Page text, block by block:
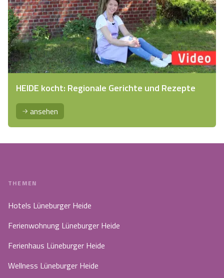
HEIDE kocht: Regionale Gerichte und Rezepte
ansehen
THEMEN
Hotels Lüneburger Heide
Ferienwohnung Lüneburger Heide
Ferienhaus Lüneburger Heide
Wellness Lüneburger Heide